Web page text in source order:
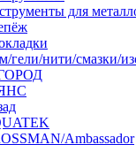
для
гели/нити/смазки/
Ambassador